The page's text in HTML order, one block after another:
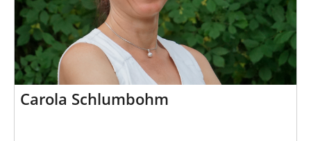
Carola Schlumbohm